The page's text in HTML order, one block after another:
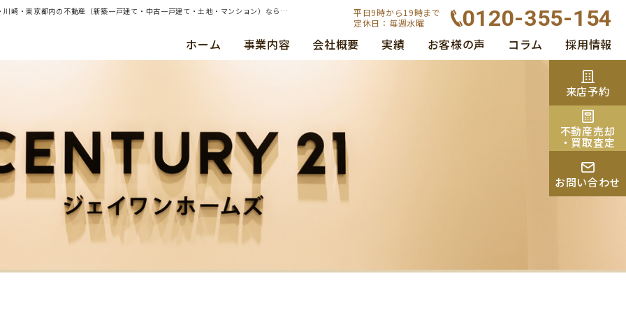
| 横須賀市西逸見町3丁目 約290㎡土地の売却（買取）査定のご依頼を承りました | 横浜・川崎・東京都内の不動産（新築一戸建て・中古一戸建て・土地・マンション）ならセンチュリー21ジェイワンホームズ
平日9時から19時まで
定休日：毎週水曜
0120-355-154
ホーム 事業内容 会社概要 実績 お客様の声 コラム 採用情報
来店予約
不動産売却
・買取査定
お問い合わせ